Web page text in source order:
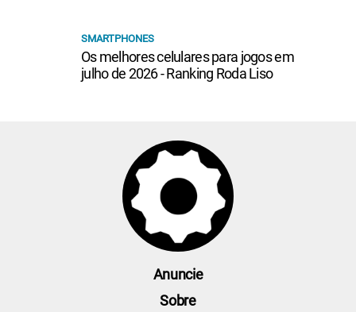
SMARTPHONES
Os melhores celulares para jogos em
julho de 2026 - Ranking Roda Liso
Anuncie
Sobre